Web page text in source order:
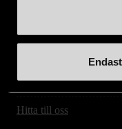
Hitta till oss